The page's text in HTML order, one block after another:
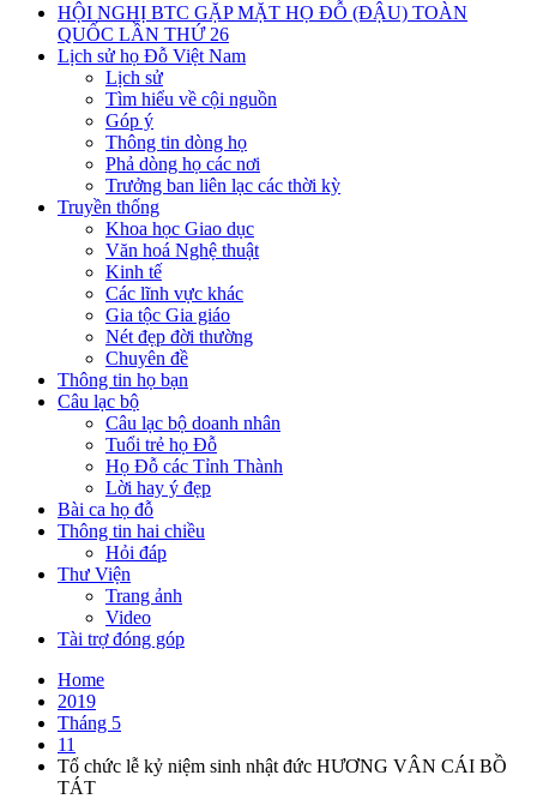
HỘI NGHỊ BTC GẶP MẶT HỌ ĐỖ (ĐẬU) TOÀN
QUỐC LẦN THỨ 26
Lịch sử họ Đỗ Việt Nam
Lịch sử
Tìm hiểu về cội nguồn
Góp ý
Thông tin dòng họ
Phả dòng họ các nơi
Trưởng ban liên lạc các thời kỳ
Truyền thống
Khoa học Giao dục
Văn hoá Nghệ thuật
Kinh tế
Các lĩnh vực khác
Gia tộc Gia giáo
Nét đẹp đời thường
Chuyên đề
Thông tin họ bạn
Câu lạc bộ
Câu lạc bộ doanh nhân
Tuổi trẻ họ Đỗ
Họ Đỗ các Tỉnh Thành
Lời hay ý đẹp
Bài ca họ đỗ
Thông tin hai chiều
Hỏi đáp
Thư Viện
Trang ảnh
Video
Tài trợ đóng góp
Home
2019
Tháng 5
11
Tổ chức lễ kỷ niệm sinh nhật đức HƯƠNG VÂN CÁI BỒ
TÁT